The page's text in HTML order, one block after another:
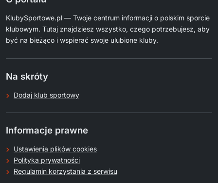
KlubySportowe.pl — Twoje centrum informacji o polskim sporcie
klubowym. Tutaj znajdziesz wszystko, czego potrzebujesz, aby
być na bieżąco i wspierać swoje ulubione kluby.
Na skróty
Dodaj klub sportowy
Informacje prawne
Ustawienia plików cookies
Polityka prywatności
Regulamin korzystania z serwisu